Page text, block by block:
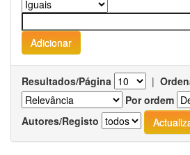
Resultados/Página |
Por ordem
Autores/Registo